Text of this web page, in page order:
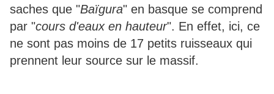
saches que "Baïgura" en basque se comprend
par "cours d'eaux en hauteur". En effet, ici, ce
ne sont pas moins de 17 petits ruisseaux qui
prennent leur source sur le massif.